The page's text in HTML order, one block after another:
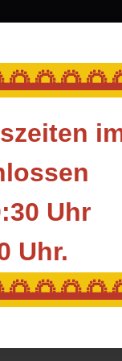
Uhr
Uhr.
AVALON
BASIC
LEATHER
AVA-TAB-BAS